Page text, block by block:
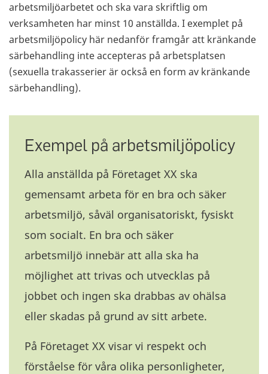
arbetsmiljöarbetet och ska vara skriftlig om
verksamheten har minst 10 anställda. I exemplet på
arbetsmiljöpolicy här nedanför framgår att kränkande
särbehandling inte accepteras på arbetsplatsen
(sexuella trakasserier är också en form av kränkande
särbehandling).
Exempel på arbetsmiljöpolicy
Alla anställda på Företaget XX ska
gemensamt arbeta för en bra och säker
arbetsmiljö, såväl organisatoriskt, fysiskt
som socialt. En bra och säker
arbetsmiljö innebär att alla ska ha
möjlighet att trivas och utvecklas på
jobbet och ingen ska drabbas av ohälsa
eller skadas på grund av sitt arbete.
På Företaget XX visar vi respekt och
förståelse för våra olika personligheter,